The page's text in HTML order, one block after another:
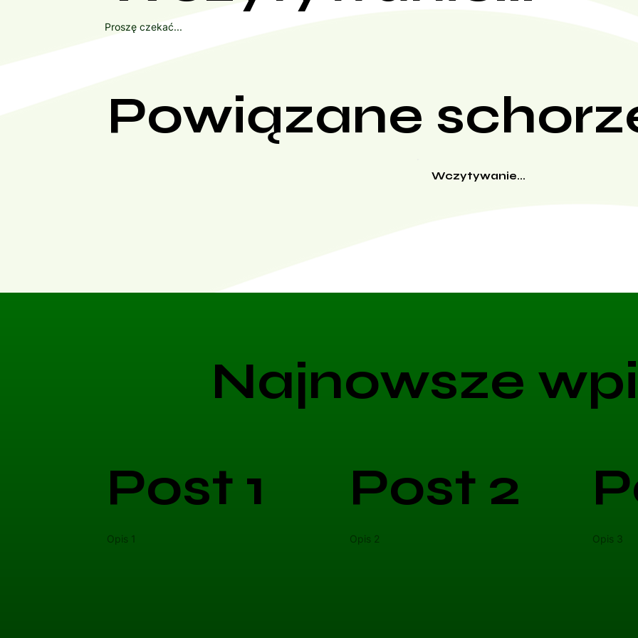
Proszę czekać...
Powiązane
Wczytywanie...
Najnowsze
Post 1
Opis 1
Post 2
Opis 2 Opis 3